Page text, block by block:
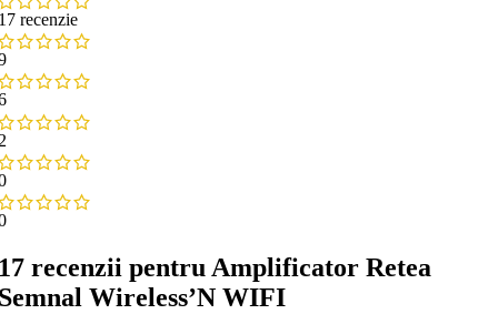
recenzie
recenzii pentruAmplificator Retea
Wireless’N WIFI